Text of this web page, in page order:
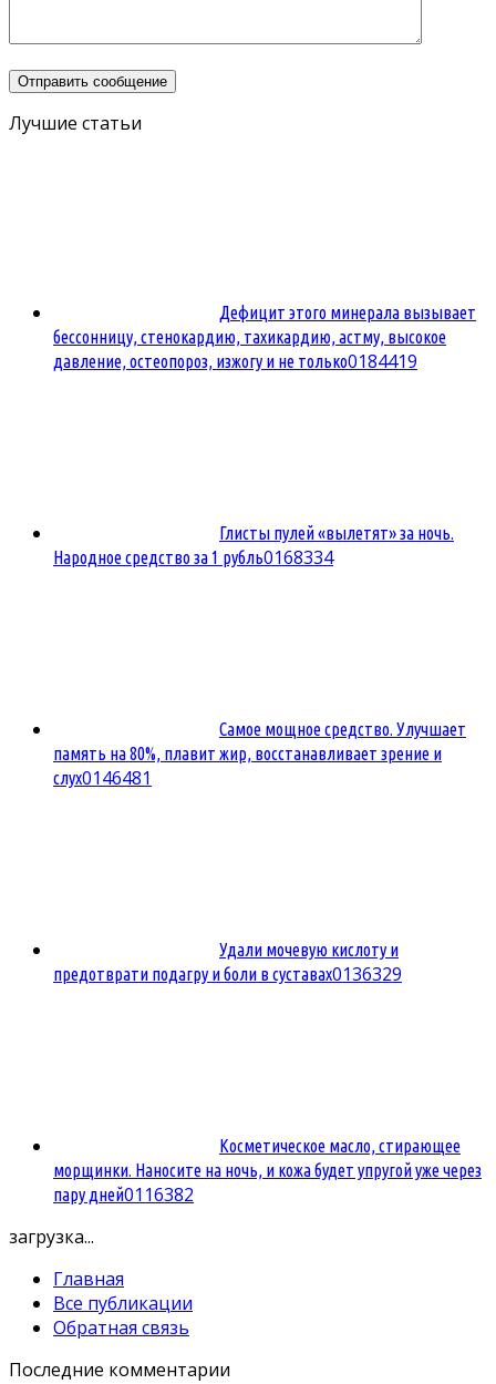
Лучшие статьи
Дефицит этого минерала вызывает
бессонницу, стенокардию, тахикардию, астму, высокое
давление, остеопороз, изжогу и не только0184419
Глисты пулей «вылетят» за ночь.
Народное средство за 1 рубль0168334
Самое мощное средство. Улучшает
память на 80%, плавит жир, восстанавливает зрение и
слух0146481
Удали мочевую кислоту и
предотврати подагру и боли в суставах0136329
Косметическое масло, стирающее
морщинки. Наносите на ночь, и кожа будет упругой уже через
пару дней0116382
загрузка...
Главная
Все публикации
Обратная связь
Последние комментарии